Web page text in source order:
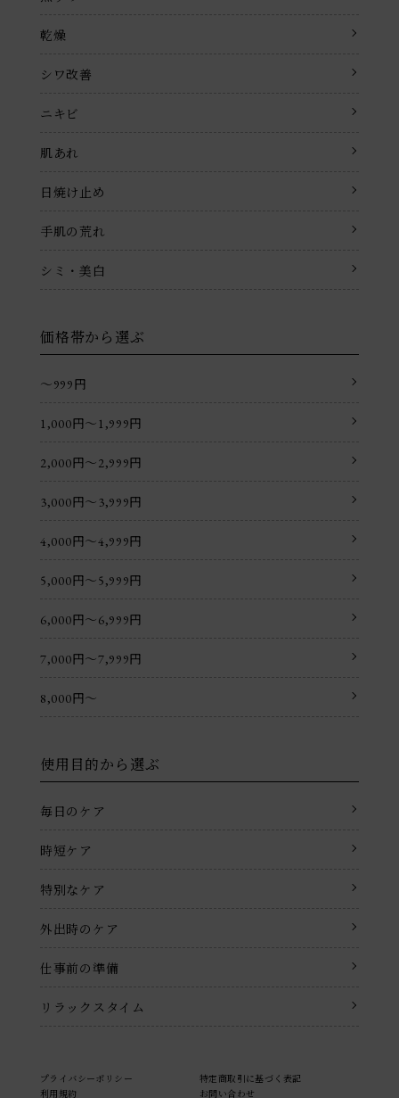
乾燥
シワ改善
ニキビ
肌あれ
日焼け止め
手肌の荒れ
シミ・美白
価格帯から選ぶ
〜999円
1,000円〜1,999円
2,000円〜2,999円
3,000円〜3,999円
4,000円〜4,999円
5,000円〜5,999円
6,000円〜6,999円
7,000円〜7,999円
8,000円〜
使用目的から選ぶ
毎日のケア
時短ケア
特別なケア
外出時のケア
仕事前の準備
リラックスタイム
プライバシーポリシー
特定商取引に基づく表記
利用規約
お問い合わせ